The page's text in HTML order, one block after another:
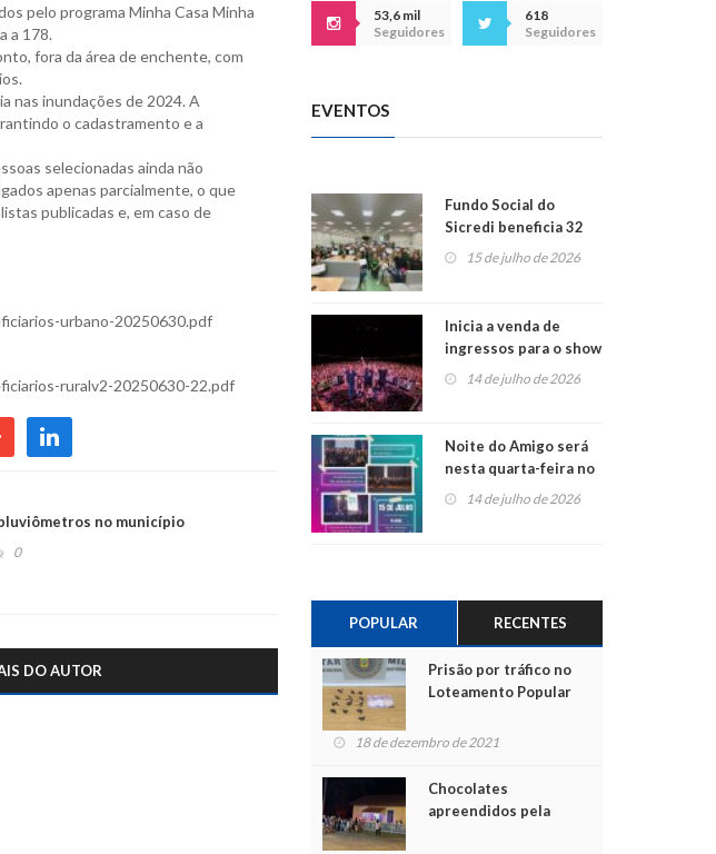
pelo programa Minha Casa Minha
a 178.
fora da área de enchente, com
nas inundações de 2024. A
o cadastramento e a
selecionadas ainda não
apenas parcialmente, o que
publicadas e, em caso de
urbano-20250630.pdf
ruralv2-20250630-22.pdf
no município
0
DO AUTOR
53,6 mil
Seguidores
618
Seguidores
EVENTOS
Fundo Social do
Sicredi beneficia 32
projetos em
15 de julho de 2026
Inicia a venda de
ingressos para o show
do Jota Quest nos 45
anos da Sicredi Ouro
14 de julho de 2026
Noite do Amigo será
nesta quarta-feira no
Centro de Cultura de
14 de julho de 2026
POPULAR RECENTES
Prisão por tráfico no
Loteamento Popular
18 de dezembro de 2021
Chocolates
apreendidos pela